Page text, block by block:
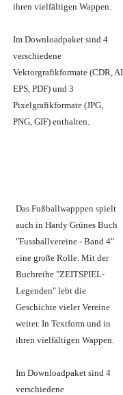
ihren vielfältigen Wappen.
Im Downloadpaket sind 4
verschiedene
Vektorgrafikformate (CDR, AI
EPS, PDF) und 3
Pixelgrafikformate (JPG,
PNG, GIF) enthalten.
Das Fußballwapppen spielt
auch in Hardy Grünes Buch
"Fussballvereine - Band 4"
eine große Rolle. Mit der
Buchreihe "ZEITSPIEL-
Legenden" lebt die
Geschichte vieler Vereine
weiter. In Textform und in
ihren vielfältigen Wappen.
Im Downloadpaket sind 4
verschiedene